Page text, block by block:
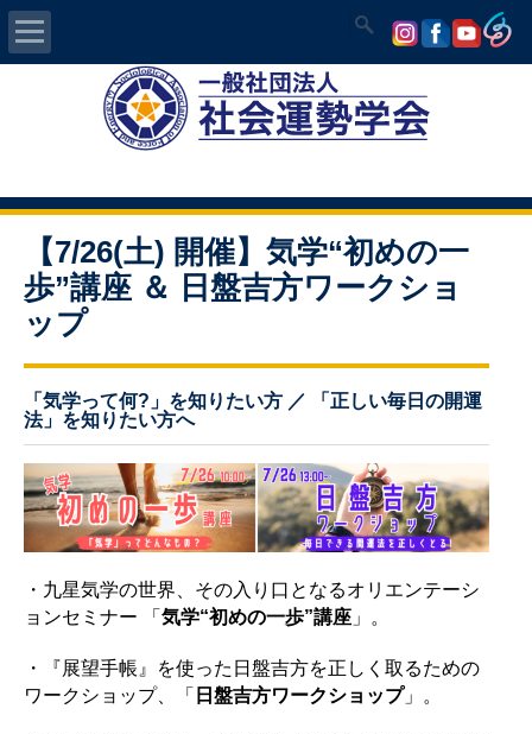
認定講師資格試験
気学/易 セミナー
入会について
開運MAPS
【7/26(土) 開催】気学“初めの一
歩”講座 ＆ 日盤吉方ワークショ
ップ
「気学って何?」を知りたい方 ／ 「正しい毎日の開運
法」を知りたい方へ
・九星気学の世界、その入り口となるオリエンテーシ
ョンセミナー 「 気学“初めの一歩”講座 」。
・『展望手帳』を使った日盤吉方を正しく取るための
ワークショップ、「 日盤吉方ワークショップ」。